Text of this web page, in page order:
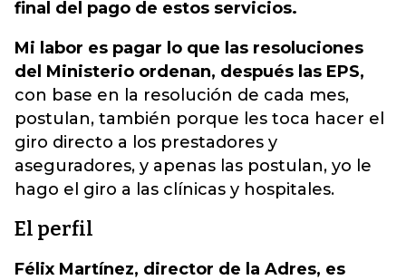
final del pago de estos servicios.
Mi labor es pagar lo que las resoluciones
del Ministerio ordenan, después las EPS,
con base en la resolución de cada mes,
postulan, también porque les toca hacer el
giro directo a los prestadores y
aseguradores, y apenas las postulan, yo le
hago el giro a las clínicas y hospitales.
El perfil
Félix Martínez, director de la Adres, es